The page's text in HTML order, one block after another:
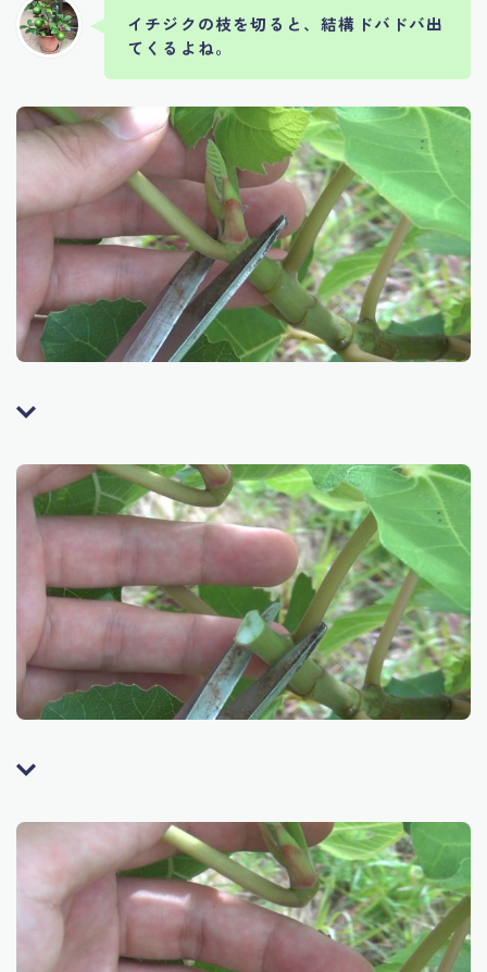
イチジクの枝を切ると、結構ドバドバ出
てくるよね。